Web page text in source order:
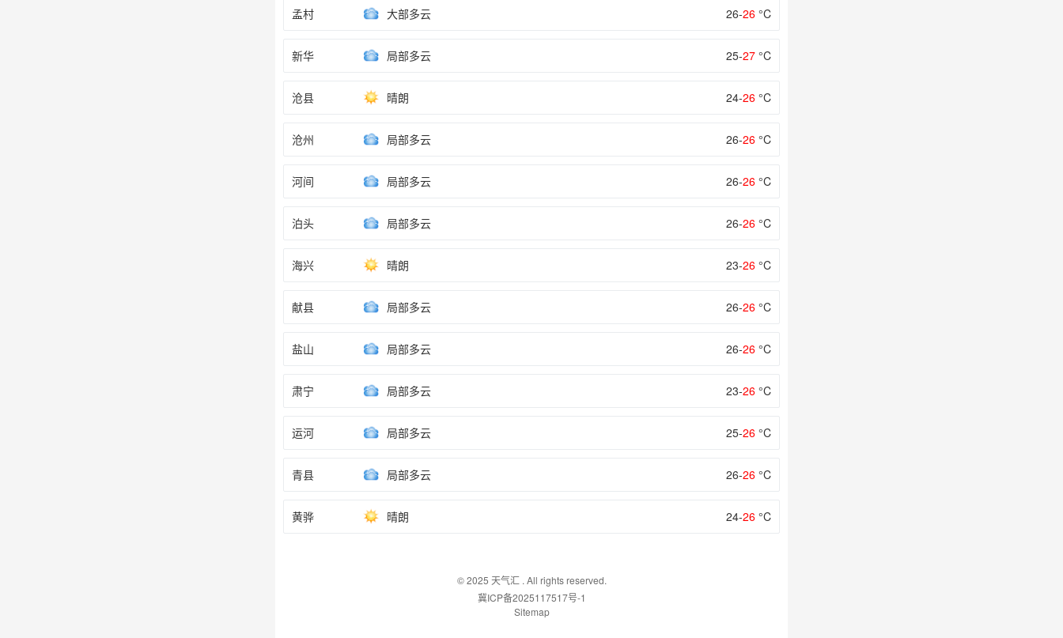
孟村 大部多云 26-26 °C
新华 局部多云 25-27 °C
沧县 晴朗 24-26 °C
沧州 局部多云 26-26 °C
河间 局部多云 26-26 °C
泊头 局部多云 26-26 °C
海兴 晴朗 23-26 °C
献县 局部多云 26-26 °C
盐山 局部多云 26-26 °C
肃宁 局部多云 23-26 °C
运河 局部多云 25-26 °C
青县 局部多云 26-26 °C
黄骅 晴朗 24-26 °C
© 2025 天气汇. All rights reserved.
冀ICP备2025117517号-1
Sitemap